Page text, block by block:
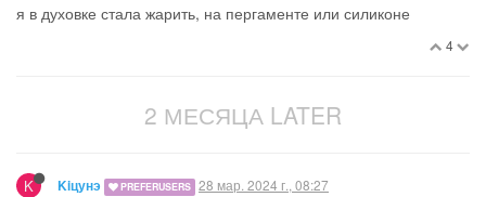
я в духовке стала жарить, на пергаменте или силиконе
4
2 МЕСЯЦА LATER
K Kiцунэ PREFERUSERS 28 мар. 2024 г., 08:27